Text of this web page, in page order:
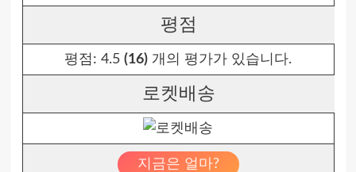
평점
평점: 4.5 (16) 개의 평가가 있습니다.
로켓배송
지금은 얼마?